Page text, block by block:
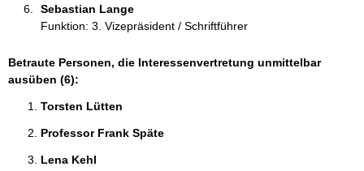
Sebastian Lange
Funktion: 3. Vizepräsident / Schriftführer
Betraute Personen, die Interessenvertretung unmittelbar
ausüben (6):
Torsten Lütten
Professor Frank Späte
Lena Kehl